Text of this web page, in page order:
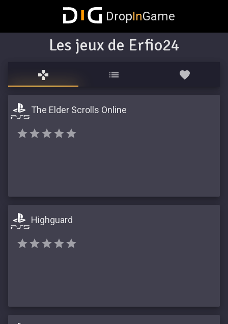
DropInGame
Les jeux de Erfio24
The Elder Scrolls Online
Highguard